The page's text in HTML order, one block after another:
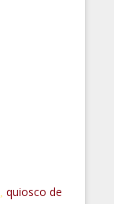
quiosco de